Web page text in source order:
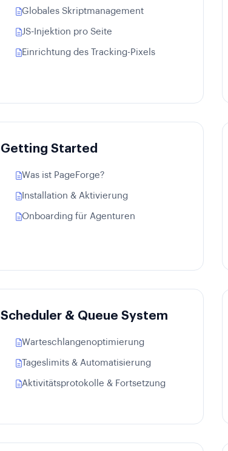
Globales Skriptmanagement
JS-Injektion pro Seite
Einrichtung des Tracking-Pixels
Getting Started
Was ist PageForge?
Installation & Aktivierung
Onboarding für Agenturen
Scheduler & Queue System
Warteschlangenoptimierung
Tageslimits & Automatisierung
Aktivitätsprotokolle & Fortsetzung